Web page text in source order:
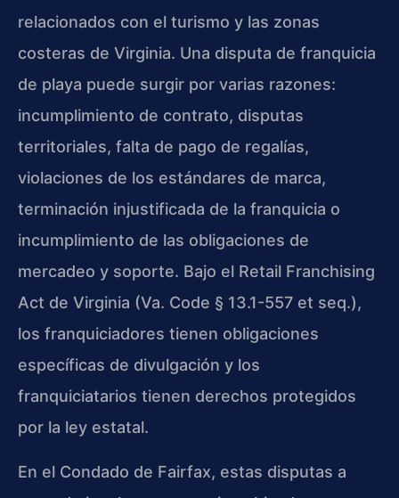
relacionados con el turismo y las zonas
costeras de Virginia. Una disputa de franquicia
de playa puede surgir por varias razones:
incumplimiento de contrato, disputas
territoriales, falta de pago de regalías,
violaciones de los estándares de marca,
terminación injustificada de la franquicia o
incumplimiento de las obligaciones de
mercadeo y soporte. Bajo el Retail Franchising
Act de Virginia (Va. Code § 13.1-557 et seq.),
los franquiciadores tienen obligaciones
específicas de divulgación y los
franquiciatarios tienen derechos protegidos
por la ley estatal.
En el Condado de Fairfax, estas disputas a